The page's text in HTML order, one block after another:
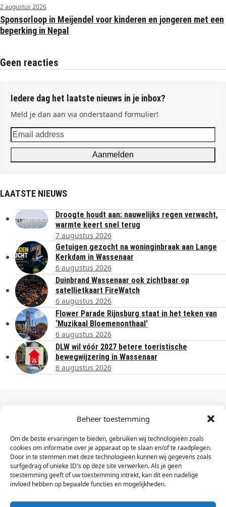
Beheer toestemming
Om de beste ervaringen te bieden, gebruiken wij technologieën zoals
cookies om informatie over je apparaat op te slaan en/of te raadplegen.
Door in te stemmen met deze technologieën kunnen wij gegevens zoals
surfgedrag of unieke ID's op deze site verwerken. Als je geen
toestemming geeft of uw toestemming intrekt, kan dit een nadelige
invloed hebben op bepaalde functies en mogelijkheden.
2 augustus 2026
Sponsorloop in Meijendel voor kinderen en jongeren met een
beperking in Nepal
Geen reacties
Iedere dag het laatste nieuws in je inbox?
Meld je dan aan via onderstaand formulier!
Email
address
Aanmelden
LAATSTE NIEUWS
Droogte houdt aan: nauwelijks regen verwacht,
warmte keert snel terug
7 augustus 2026
Getuigen gezocht na woninginbraak aan Lange
Kerkdam in Wassenaar
6 augustus 2026
Duinbrand Wassenaar ook zichtbaar op
satellietkaart FireWatch
6 augustus 2026
Flower Parade Rijnsburg staat in het teken van
‘Muzikaal Bloemenonthaal’
6 augustus 2026
DLW wil vóór 2027 betere toeristische
bewegwijzering in Wassenaar
6 augustus 2026
Dagelijks het laatste nieuws in je e-mail?
Vul
hier
je
e-
mailadres
in
Sign Up